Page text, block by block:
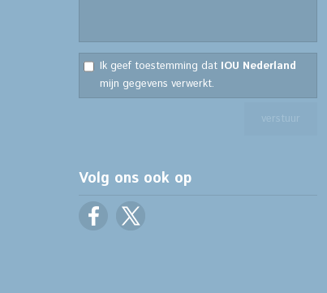
Ik geef toestemming dat IOU Nederland
mijn gegevens verwerkt.
Volg ons ook op